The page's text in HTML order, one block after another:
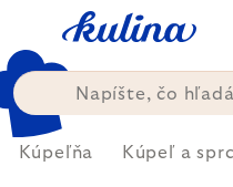
obsah
Kúpeľňa Kúpeľ a